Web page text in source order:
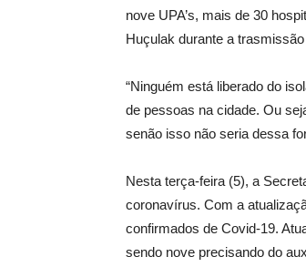
nove UPA’s, mais de 30
Huçulak durante a
“Ninguém está liberado do
de pessoas na cidade. Ou
senão isso não seria dessa
Nesta terça-feira (5), a
coronavírus. Com a
confirmados de Covid-19.
sendo nove precisando do